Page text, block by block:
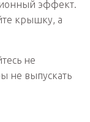
эффект.
крышку, а
не
не выпускать